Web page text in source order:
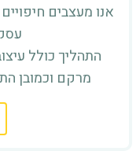
אנו מעצבים
התהליך כולל
מרקם וכמובן